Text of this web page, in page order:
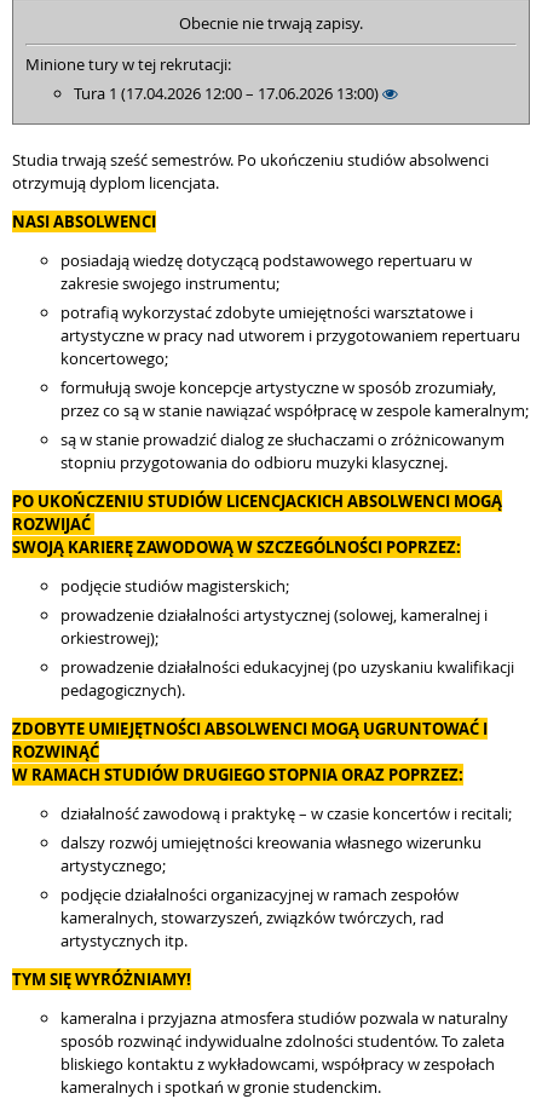
Obecnie nie trwają zapisy.
Minione tury w tej rekrutacji:
Tura 1 (17.04.2026 12:00 – 17.06.2026 13:00)
Studia trwają sześć semestrów. Po ukończeniu studiów absolwenci
otrzymują dyplom licencjata.
NASI ABSOLWENCI
posiadają wiedzę dotyczącą podstawowego repertuaru w
zakresie swojego instrumentu;
potrafią wykorzystać zdobyte umiejętności warsztatowe i
artystyczne w pracy nad utworem i przygotowaniem repertuaru
koncertowego;
formułują swoje koncepcje artystyczne w sposób zrozumiały,
przez co są w stanie nawiązać współpracę w zespole kameralnym;
są w stanie prowadzić dialog ze słuchaczami o zróżnicowanym
stopniu przygotowania do odbioru muzyki klasycznej.
PO UKOŃCZENIU STUDIÓW LICENCJACKICH ABSOLWENCI MOGĄ
ROZWIJAĆ
SWOJĄ KARIERĘ ZAWODOWĄ W SZCZEGÓLNOŚCI POPRZEZ:
podjęcie studiów magisterskich;
prowadzenie działalności artystycznej (solowej, kameralnej i
orkiestrowej);
prowadzenie działalności edukacyjnej (po uzyskaniu kwalifikacji
pedagogicznych).
ZDOBYTE UMIEJĘTNOŚCI ABSOLWENCI MOGĄ UGRUNTOWAĆ I
ROZWINĄĆ
W RAMACH STUDIÓW DRUGIEGO STOPNIA ORAZ POPRZEZ:
działalność zawodową i praktykę – w czasie koncertów i recitali;
dalszy rozwój umiejętności kreowania własnego wizerunku
artystycznego;
podjęcie działalności organizacyjnej w ramach zespołów
kameralnych, stowarzyszeń, związków twórczych, rad
artystycznych itp.
TYM SIĘ WYRÓŻNIAMY!
kameralna i przyjazna atmosfera studiów pozwala w naturalny
sposób rozwinąć indywidualne zdolności studentów. To zaleta
bliskiego kontaktu z wykładowcami, współpracy w zespołach
kameralnych i spotkań w gronie studenckim.